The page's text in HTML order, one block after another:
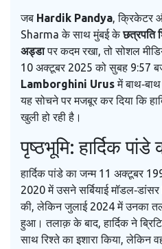
जब Hardik Pandya,क्रिकेटर
Sharma के साथ मुंबई केछत्रपति
अड्डापर कदम रखा, तो सोशल
10 अक्टूबर 2025 को सुबह 9:57
Lamborghini Urusमें
यह सोचने पर मजबूर कर दिया कि
खुली हो रही है।
पृष्ठभूमि: हार्दिक
हार्दिक पांडे का जन्म 11 अक्टूबर
2020 में उसने सर्बियाई मॉडल‑डांसर
की, लेकिन जुलाई 2024 में उनका
हुआ। तलाक़ के बाद, हार्दिक ने
साथ रिश्ते का इशारा किया, लेकिन